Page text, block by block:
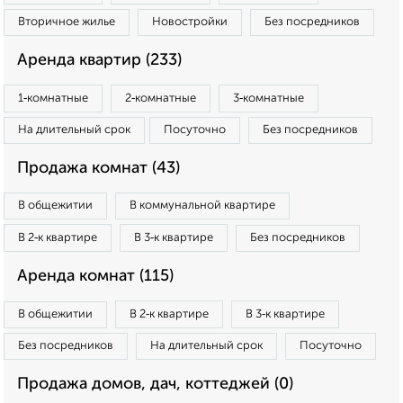
Вторичное жилье Новостройки Без посредников
Аренда квартир (233)
1‑комнатные 2‑комнатные 3‑комнатные
На длительный срок Посуточно Без посредников
Продажа комнат (43)
В общежитии В коммунальной квартире
В 2‑к квартире В 3‑к квартире Без посредников
Аренда комнат (115)
В общежитии В 2‑к квартире В 3‑к квартире
Без посредников На длительный срок Посуточно
Продажа домов, дач, коттеджей (0)